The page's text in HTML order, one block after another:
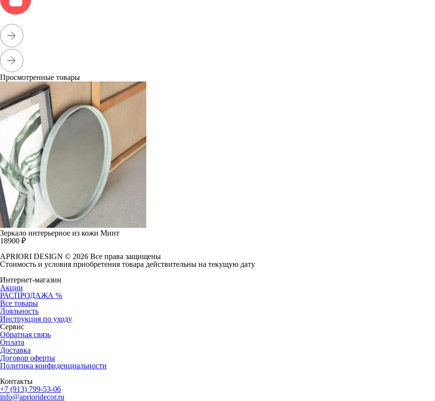
Просмотренные товары
Зеркало интерьерное из кожи Минт
18900 ₽
APRIORI DESIGN © 2026 Все права защищены
Cтоимость и условия приобретения товара действительны на текущую дату
Интернет-магазин
Акции
РАСПРОДАЖА %
Все товары
Лояльность
Инструкция по уходу
Сервис
Обратная связь
Оплата
Доставка
Договор оферты
Политика конфиденциальности
Контакты
+7 (913) 799-53-06
info@aprioridecor.ru